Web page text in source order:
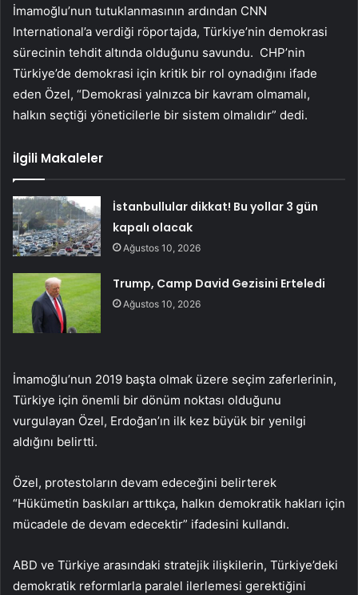
İmamoğlu’nun tutuklanmasının ardından CNN
International’a verdiği röportajda, Türkiye’nin demokrasi
sürecinin tehdit altında olduğunu savundu. CHP’nin
Türkiye’de demokrasi için kritik bir rol oynadığını ifade
eden Özel, “Demokrasi yalnızca bir kavram olmamalı,
halkın seçtiği yöneticilerle bir sistem olmalıdır” dedi.
İlgili Makaleler
İstanbullular dikkat! Bu yollar 3 gün
kapalı olacak
Ağustos 10, 2026
Trump, Camp David Gezisini Erteledi
Ağustos 10, 2026
İmamoğlu’nun 2019 başta olmak üzere seçim zaferlerinin,
Türkiye için önemli bir dönüm noktası olduğunu
vurgulayan Özel, Erdoğan’ın ilk kez büyük bir yenilgi
aldığını belirtti.
Özel, protestoların devam edeceğini belirterek
“Hükümetin baskıları arttıkça, halkın demokratik hakları için
mücadele de devam edecektir” ifadesini kullandı.
ABD ve Türkiye arasındaki stratejik ilişkilerin, Türkiye’deki
demokratik reformlarla paralel ilerlemesi gerektiğini